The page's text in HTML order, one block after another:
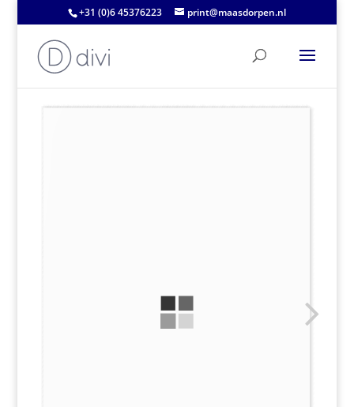
+31 (0)6 45376223 print@maasdorpen.nl